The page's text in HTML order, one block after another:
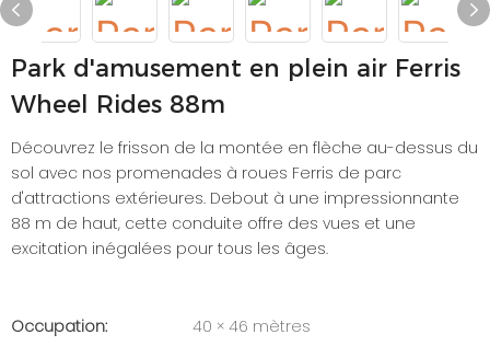
Park d'amusement en plein air Ferris
Wheel Rides 88m
Découvrez le frisson de la montée en flèche au-dessus du
sol avec nos promenades à roues Ferris de parc
d'attractions extérieures. Debout à une impressionnante
88 m de haut, cette conduite offre des vues et une
excitation inégalées pour tous les âges.
Occupation:
40 × 46 mètres